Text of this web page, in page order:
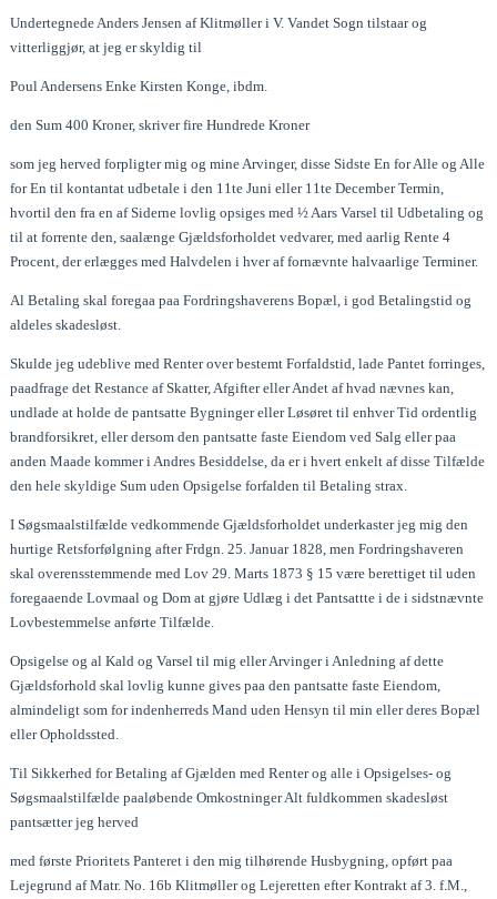
Undertegnede Anders Jensen af Klitmøller i V. Vandet Sogn tilstaar og
vitterliggjør, at jeg er skyldig til
Poul Andersens Enke Kirsten Konge, ibdm.
den Sum 400 Kroner, skriver fire Hundrede Kroner
som jeg herved forpligter mig og mine Arvinger, disse Sidste En for Alle og Alle
for En til kontantat udbetale i den 11te Juni eller 11te December Termin,
hvortil den fra en af Siderne lovlig opsiges med ½ Aars Varsel til Udbetaling og
til at forrente den, saalænge Gjældsforholdet vedvarer, med aarlig Rente 4
Procent, der erlægges med Halvdelen i hver af fornævnte halvaarlige Terminer.
Al Betaling skal foregaa paa Fordringshaverens Bopæl, i god Betalingstid og
aldeles skadesløst.
Skulde jeg udeblive med Renter over bestemt Forfaldstid, lade Pantet forringes,
paadfrage det Restance af Skatter, Afgifter eller Andet af hvad nævnes kan,
undlade at holde de pantsatte Bygninger eller Løsøret til enhver Tid ordentlig
brandforsikret, eller dersom den pantsatte faste Eiendom ved Salg eller paa
anden Maade kommer i Andres Besiddelse, da er i hvert enkelt af disse Tilfælde
den hele skyldige Sum uden Opsigelse forfalden til Betaling strax.
I Søgsmaalstilfælde vedkommende Gjældsforholdet underkaster jeg mig den
hurtige Retsforfølgning after Frdgn. 25. Januar 1828, men Fordringshaveren
skal overensstemmende med Lov 29. Marts 1873 § 15 være berettiget til uden
foregaaende Lovmaal og Dom at gjøre Udlæg i det Pantsattte i de i sidstnævnte
Lovbestemmelse anførte Tilfælde.
Opsigelse og al Kald og Varsel til mig eller Arvinger i Anledning af dette
Gjældsforhold skal lovlig kunne gives paa den pantsatte faste Eiendom,
almindeligt som for indenherreds Mand uden Hensyn til min eller deres Bopæl
eller Opholdssted.
Til Sikkerhed for Betaling af Gjælden med Renter og alle i Opsigelses- og
Søgsmaalstilfælde paaløbende Omkostninger Alt fuldkommen skadesløst
pantsætter jeg herved
med første Prioritets Panteret i den mig tilhørende Husbygning, opført paa
Lejegrund af Matr. No. 16b Klitmøller og Lejeretten efter Kontrakt af 3. f.M.,